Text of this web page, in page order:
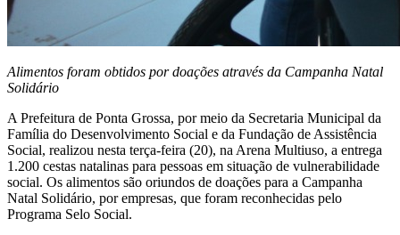
Alimentos foram obtidos por doações através da Campanha Natal
Solidário
A Prefeitura de Ponta Grossa, por meio da Secretaria Municipal da
Família do Desenvolvimento Social e da Fundação de Assistência
Social, realizou nesta terça-feira (20), na Arena Multiuso, a entrega
1.200 cestas natalinas para pessoas em situação de vulnerabilidade
social. Os alimentos são oriundos de doações para a Campanha
Natal Solidário, por empresas, que foram reconhecidas pelo
Programa Selo Social.